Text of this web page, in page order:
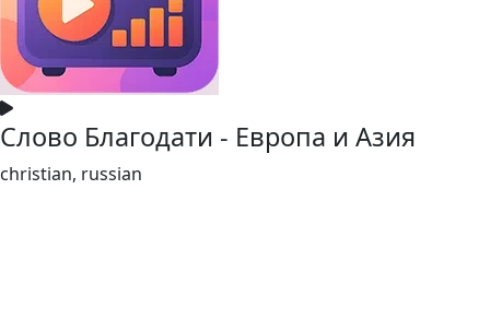
Слово Благодати - Европа и Азия
christian, russian